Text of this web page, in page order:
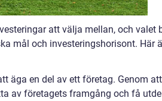
att välja mellan, och valet
mål och investeringshorisont. Här
äga en del av ett företag. Genom att
av företagets framgång och få